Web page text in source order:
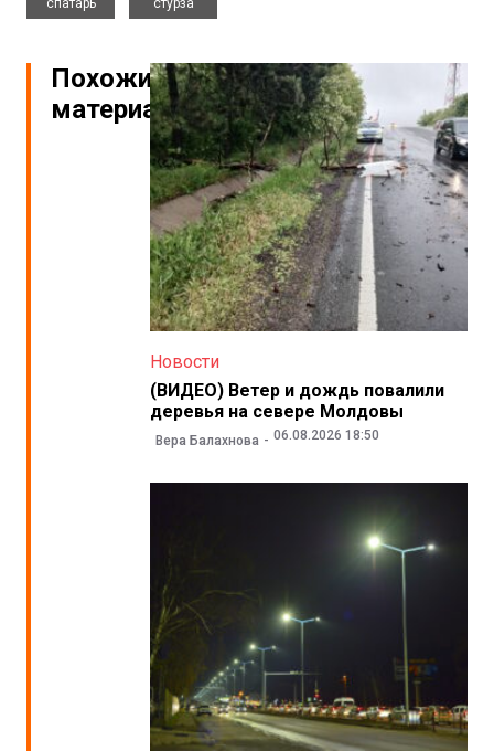
спатарь
стурза
Похожие
материалы
Новости
(ВИДЕО) Ветер и дождь повалили
деревья на севере Молдовы
Вера Балахнова 06.08.2026 18:50